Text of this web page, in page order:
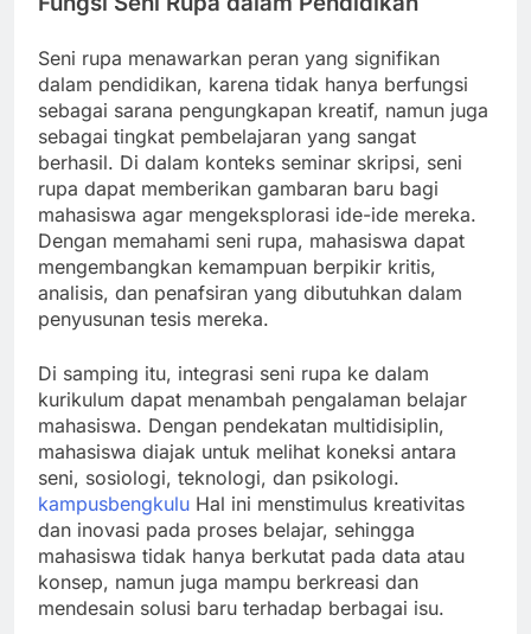
Seni rupa menawarkan peran yang signifikan
dalam pendidikan, karena tidak hanya berfungsi
sebagai sarana pengungkapan kreatif, namun juga
sebagai tingkat pembelajaran yang sangat
berhasil. Di dalam konteks seminar skripsi, seni
rupa dapat memberikan gambaran baru bagi
mahasiswa agar mengeksplorasi ide-ide mereka.
Dengan memahami seni rupa, mahasiswa dapat
mengembangkan kemampuan berpikir kritis,
analisis, dan penafsiran yang dibutuhkan dalam
penyusunan tesis mereka.
Di samping itu, integrasi seni rupa ke dalam
kurikulum dapat menambah pengalaman belajar
mahasiswa. Dengan pendekatan multidisiplin,
mahasiswa diajak untuk melihat koneksi antara
seni, sosiologi, teknologi, dan psikologi.
kampusbengkulu Hal ini menstimulus kreativitas
dan inovasi pada proses belajar, sehingga
mahasiswa tidak hanya berkutat pada data atau
konsep, namun juga mampu berkreasi dan
mendesain solusi baru terhadap berbagai isu.